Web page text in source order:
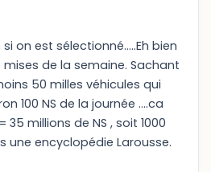
on est sélectionné…..Eh bien
de la semaine. Sachant
50 milles véhicules qui
100 NS de la journée ….ca
35 millions de NS , soit 1000
une encyclopédie Larousse.